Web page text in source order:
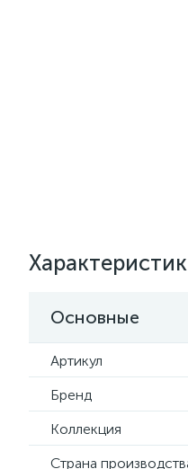
Основные
Артикул
Бренд
Коллекция
Страна